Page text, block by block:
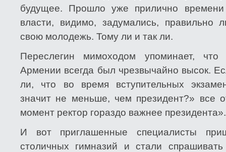
будущее. Прошло уже прилично
власти, видимо, задумались, правильно
свою молодежь. Тому ли и так ли.
Переслегин мимоходом упоминает,
Армении всегда был чрезвычайно высок.
ли, что во время вступительных
значит не меньше, чем президент?» все
момент ректор гораздо важнее президента».
И вот приглашенные специалисты
столичных гимназий и стали